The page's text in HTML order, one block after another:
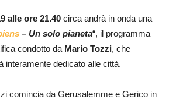
alle ore 21.40 circa andrà in onda una
– Un solo pianeta“, il programma
condotto da Mario Tozzi, che
interamente dedicato alle città.
comincia da Gerusalemme e Gerico in